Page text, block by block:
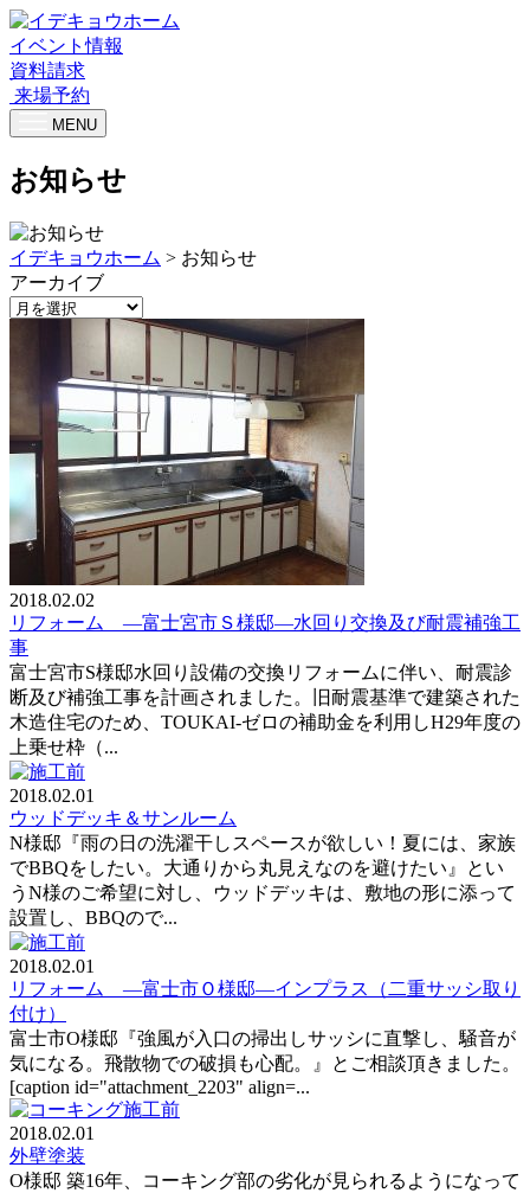
イベント情報
資料請求
来場予約
MENU
お知らせ
イデキョウホーム > お知らせ
アーカイブ
2018.02.02
リフォーム —富士宮市Ｓ様邸—水回り交換及び耐震補強工
事
富士宮市S様邸水回り設備の交換リフォームに伴い、耐震診
断及び補強工事を計画されました。旧耐震基準で建築された
木造住宅のため、TOUKAI-ゼロの補助金を利用しH29年度の
上乗せ枠（...
2018.02.01
ウッドデッキ＆サンルーム
N様邸『雨の日の洗濯干しスペースが欲しい！夏には、家族
でBBQをしたい。大通りから丸見えなのを避けたい』とい
うN様のご希望に対し、ウッドデッキは、敷地の形に添って
設置し、BBQので...
2018.02.01
リフォーム —富士市Ｏ様邸—インプラス（二重サッシ取り
付け）
富士市O様邸『強風が入口の掃出しサッシに直撃し、騒音が
気になる。飛散物での破損も心配。』とご相談頂きました。
[caption id="attachment_2203" align=...
2018.02.01
外壁塗装
O様邸 築16年、コーキング部の劣化が見られるようになって